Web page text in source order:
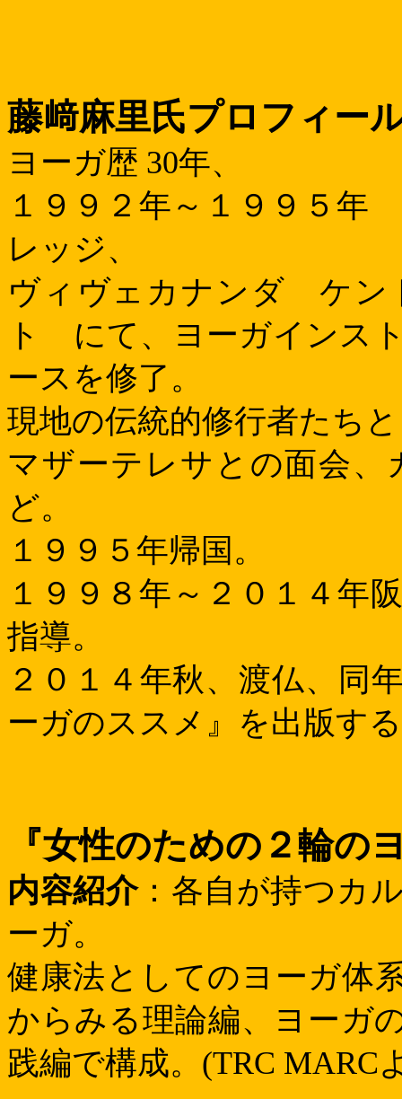
藤﨑麻里氏プロフィー
ヨーガ歴 30年、
１９９２年～１９９５
レッジ、
ヴィヴェカナンダ ケ
ト にて、ヨーガインス
ースを修了。
現地の伝統的修行者たち
マザーテレサとの面会
ど。
１９９５年帰国。
１９９８年～２０１４年
指導。
２０１４年秋、渡仏、同
ーガのススメ』を出版す
『女性のための２輪の
内容紹介：各自が持つカ
ーガ。
健康法としてのヨーガ体
からみる理論編、ヨーガ
践編で構成。 (TRC MARC